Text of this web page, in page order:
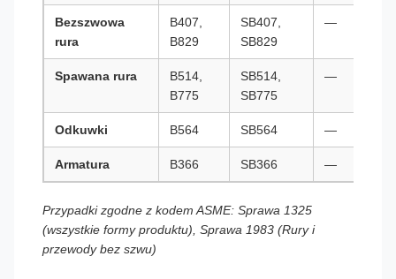
Bezszwowa
rura
B407,
B829
SB407,
SB829
—
Spawana rura
B514,
B775
SB514,
SB775
—
Odkuwki B564 SB564 —
Armatura B366 SB366 —
Przypadki zgodne z kodem ASME: Sprawa 1325
(wszystkie formy produktu), Sprawa 1983 (Rury i
przewody bez szwu)